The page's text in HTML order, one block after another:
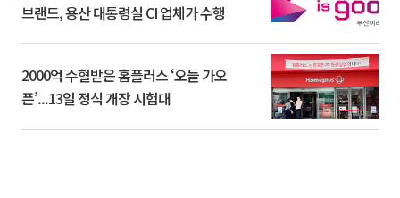
브랜드, 용산 대통령실 CI 업체가 수행
2000억 수혈받은 홈플러스 ‘오늘 가오
픈’...13일 정식 개장 시험대